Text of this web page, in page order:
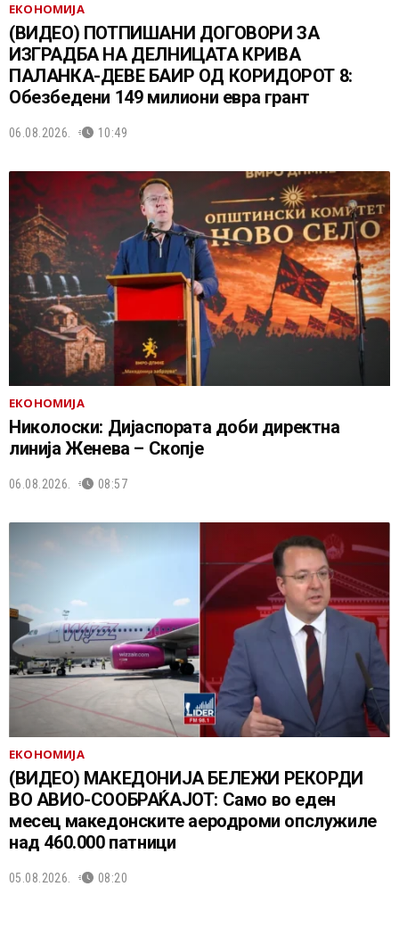
ЕКОНОМИЈА
(ВИДЕО) ПОТПИШАНИ ДОГОВОРИ ЗА
ИЗГРАДБА НА ДЕЛНИЦАТА КРИВА
ПАЛАНКА-ДЕВЕ БАИР ОД КОРИДОРОТ 8:
Обезбедени 149 милиони евра грант
06.08.2026. 10:49
ЕКОНОМИЈА
Николоски: Дијаспората доби директна
линија Женева – Скопје
06.08.2026. 08:57
ЕКОНОМИЈА
(ВИДЕО) МАКЕДОНИЈА БЕЛЕЖИ РЕКОРДИ
ВО АВИО-СООБРАЌАЈОТ: Само во еден
месец македонските аеродроми опслужиле
над 460.000 патници
05.08.2026. 08:20